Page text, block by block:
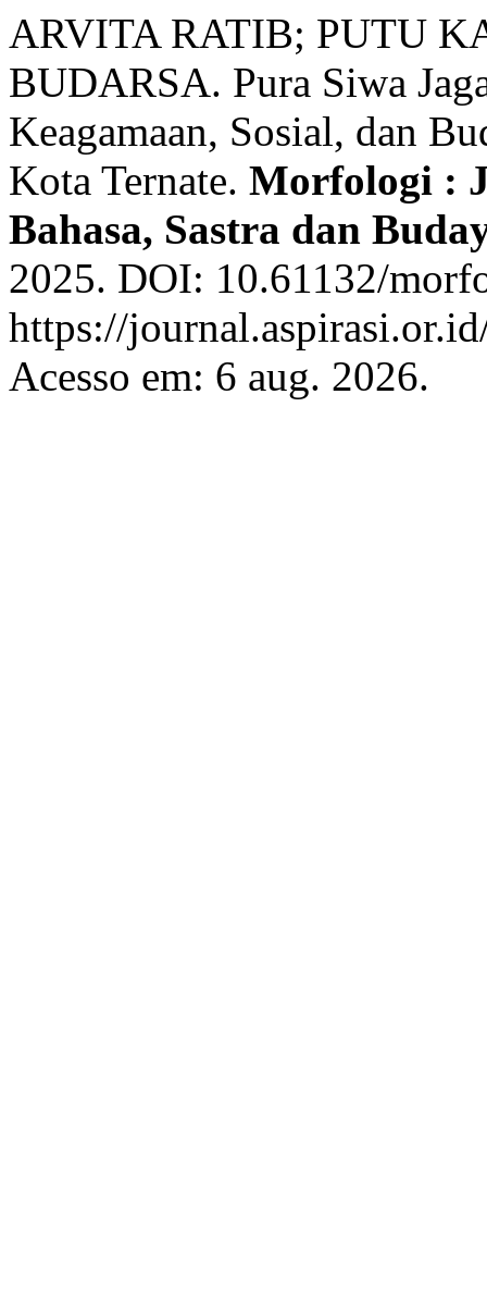
ARVITA RATIB; PUTU
BUDARSA. Pura Siwa
Keagamaan, Sosial, dan
Kota Ternate. Morfologi :
Bahasa, Sastra dan
2025. DOI: 10.61132/
https://
Acesso em: 6 aug. 2026.